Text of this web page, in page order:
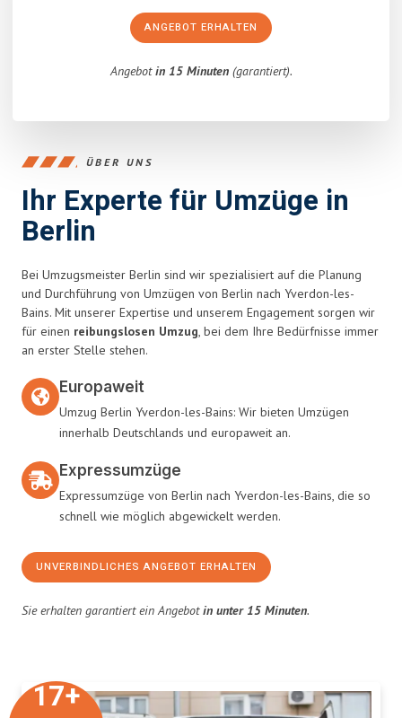
ANGEBOT ERHALTEN
Angebotin 15 Minuten(garantiert).
17+
ÜBER UNS
Ihr Experte für Umzüge in
Berlin
Bei Umzugsmeister Berlin sind wir spezialisiert auf die Planung
und Durchführung von Umzügen von Berlin nach Yverdon-les-
Bains. Mit unserer Expertise und unserem Engagement sorgen wir
für einen reibungslosen Umzug, bei dem Ihre Bedürfnisse immer
an erster Stelle stehen.
Europaweit
Umzug Berlin Yverdon-les-Bains: Wir bieten Umzügen
innerhalb Deutschlands und europaweit an.
Expressumzüge
Expressumzüge von Berlin nach Yverdon-les-Bains, die so
schnell wie möglich abgewickelt werden.
UNVERBINDLICHES ANGEBOT ERHALTEN
Sie erhalten garantiert ein Angebotin unter 15 Minuten.